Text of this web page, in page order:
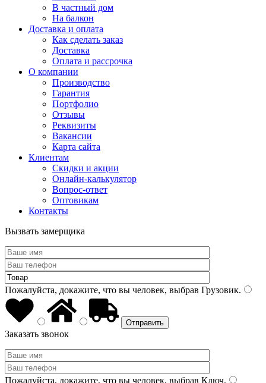
В частный дом
На балкон
Доставка и оплата
Как сделать заказ
Доставка
Оплата и рассрочка
О компании
Производство
Гарантия
Портфолио
Отзывы
Реквизиты
Вакансии
Карта сайта
Клиентам
Скидки и акции
Онлайн-калькулятор
Вопрос-ответ
Оптовикам
Контакты
Вызвать замерщика
Пожалуйста, докажите, что вы человек, выбрав Грузовик.
Заказать звонок
Пожалуйста, докажите, что вы человек, выбрав Ключ.